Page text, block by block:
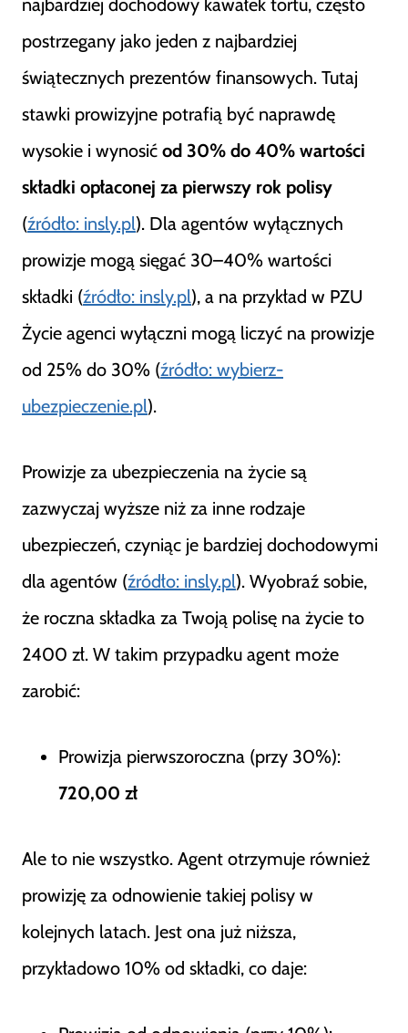
najbardziej dochodowy kawałek tortu, często
postrzegany jako jeden z najbardziej
świątecznych prezentów finansowych. Tutaj
stawki prowizyjne potrafią być naprawdę
wysokie i wynosić od 30% do 40% wartości
składki opłaconej za pierwszy rok polisy
(źródło: insly.pl). Dla agentów wyłącznych
prowizje mogą sięgać 30–40% wartości
składki (źródło: insly.pl), a na przykład w PZU
Życie agenci wyłączni mogą liczyć na prowizje
od 25% do 30% (źródło: wybierz-
ubezpieczenie.pl).
Prowizje za ubezpieczenia na życie są
zazwyczaj wyższe niż za inne rodzaje
ubezpieczeń, czyniąc je bardziej dochodowymi
dla agentów (źródło: insly.pl). Wyobraź sobie,
że roczna składka za Twoją polisę na życie to
2400 zł. W takim przypadku agent może
zarobić:
Prowizja pierwszoroczna (przy 30%):
720,00 zł
Ale to nie wszystko. Agent otrzymuje również
prowizję za odnowienie takiej polisy w
kolejnych latach. Jest ona już niższa,
przykładowo 10% od składki, co daje: